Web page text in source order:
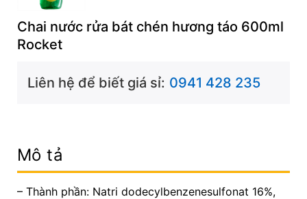
Chai nước rửa bát chén hương táo 600ml
Rocket
Liên hệ để biết giá sỉ: 0941 428 235
Mô tả
– Thành phần: Natri dodecylbenzenesulfonat 16%,